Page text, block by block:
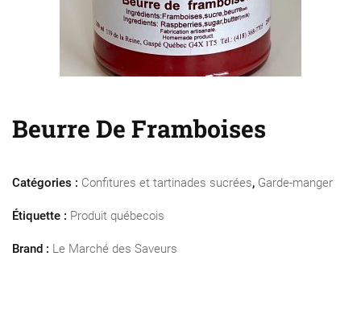
Beurre De Framboises
Catégories : Confitures et tartinades sucrées, Garde-manger
Étiquette : Produit québecois
Brand : Le Marché des Saveurs